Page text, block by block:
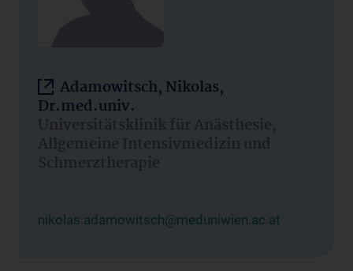
Adamowitsch, Nikolas,
Dr.med.univ.
Universitätsklinik für Anästhesie,
Allgemeine Intensivmedizin und
Schmerztherapie
nikolas.adamowitsch@meduniwien.ac.at